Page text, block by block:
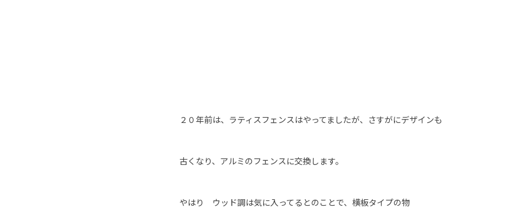
２０年前は、ラティスフェンスはやってましたが、さすがにデザインも
古くなり、アルミのフェンスに交換します。
やはり ウッド調は気に入ってるとのことで、横板タイプの物